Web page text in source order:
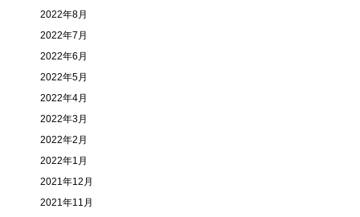
2022年8月
2022年7月
2022年6月
2022年5月
2022年4月
2022年3月
2022年2月
2022年1月
2021年12月
2021年11月